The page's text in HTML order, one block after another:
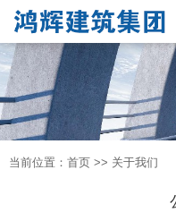
当前位置： 首页 >> 关于我们